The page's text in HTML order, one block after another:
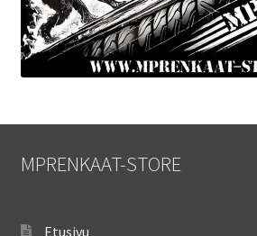
MPRENKAAT-STORE
Etusivu